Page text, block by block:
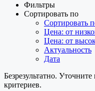
Фильтры
Сортировать по
Сортировать
Цена: от
Цена: от
Актуальность
Дата
Безрезультатно.
критериев.